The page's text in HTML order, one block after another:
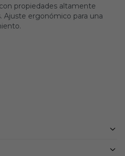
propiedades altamente
Ajuste ergonómico para una